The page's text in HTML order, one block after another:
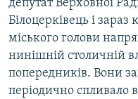
депутат Верховної
Білоцерківець і
міського голови
нинішній столичній
попередників. Вони
періодично спливало